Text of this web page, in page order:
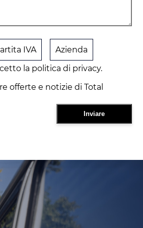
IVA
Azienda
la politica di privacy.
offerte e notizie di Total